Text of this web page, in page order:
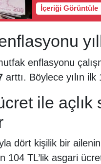
İçeriği Görüntüle
enflasyonu
arttı. Böylece yılın ilk
ile açlık
dört kişilik bir
104 TL’lik asgari